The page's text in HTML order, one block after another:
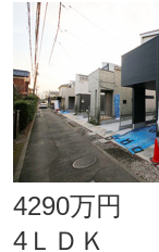
4290万円
4ＬＤＫ